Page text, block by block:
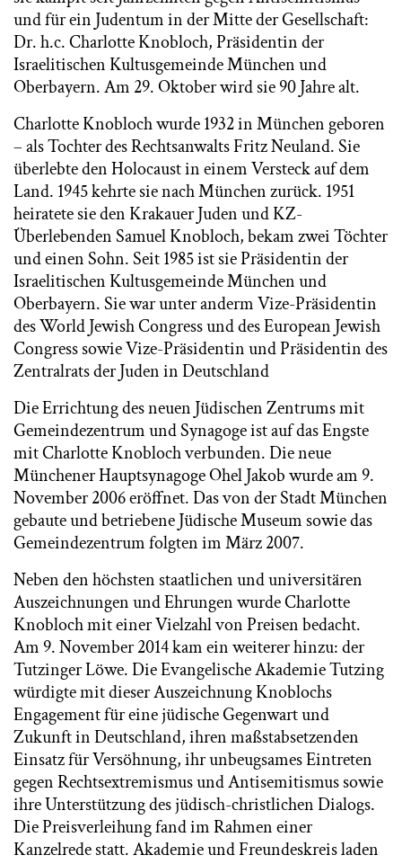
und für ein Judentum in der Mitte der Gesellschaft:
Dr. h.c. Charlotte Knobloch, Präsidentin der
Israelitischen Kultusgemeinde München und
Oberbayern. Am 29. Oktober wird sie 90 Jahre alt.
Charlotte Knobloch wurde 1932 in München geboren
– als Tochter des Rechtsanwalts Fritz Neuland. Sie
überlebte den Holocaust in einem Versteck auf dem
Land. 1945 kehrte sie nach München zurück. 1951
heiratete sie den Krakauer Juden und KZ-
Überlebenden Samuel Knobloch, bekam zwei Töchter
und einen Sohn. Seit 1985 ist sie Präsidentin der
Israelitischen Kultusgemeinde München und
Oberbayern. Sie war unter anderm Vize-Präsidentin
des World Jewish Congress und des European Jewish
Congress sowie Vize-Präsidentin und Präsidentin des
Zentralrats der Juden in Deutschland
Die Errichtung des neuen Jüdischen Zentrums mit
Gemeindezentrum und Synagoge ist auf das Engste
mit Charlotte Knobloch verbunden. Die neue
Münchener Hauptsynagoge Ohel Jakob wurde am 9.
November 2006 eröffnet. Das von der Stadt München
gebaute und betriebene Jüdische Museum sowie das
Gemeindezentrum folgten im März 2007.
Neben den höchsten staatlichen und universitären
Auszeichnungen und Ehrungen wurde Charlotte
Knobloch mit einer Vielzahl von Preisen bedacht.
Am 9. November 2014 kam ein weiterer hinzu: der
Tutzinger Löwe. Die Evangelische Akademie Tutzing
würdigte mit dieser Auszeichnung Knoblochs
Engagement für eine jüdische Gegenwart und
Zukunft in Deutschland, ihren maßstabsetzenden
Einsatz für Versöhnung, ihr unbeugsames Eintreten
gegen Rechtsextremismus und Antisemitismus sowie
ihre Unterstützung des jüdisch-christlichen Dialogs.
Die Preisverleihung fand im Rahmen einer
Kanzelrede statt. Akademie und Freundeskreis laden